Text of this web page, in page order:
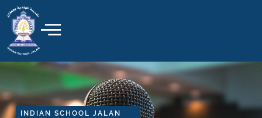
to
content
INDIAN SCHOOL JALAN